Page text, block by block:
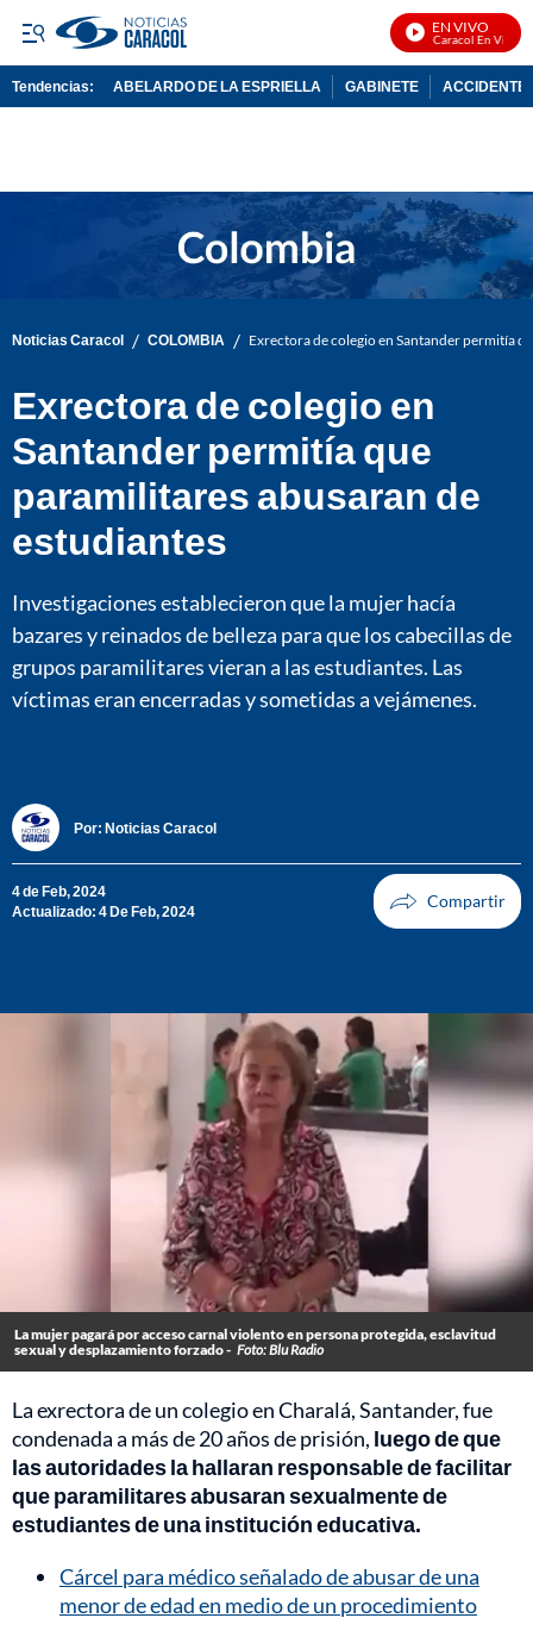
EN VIVO
Noticias Caracol En Vivo
Tendencias: ABELARDO DE LA ESPRIELLA GABINETE ACCIDENTE
Noticias Caracol / COLOMBIA / Exrectora de colegio en Santander permitía
Exrectora de colegio en
Santander permitía que
paramilitares abusaran de
estudiantes
Investigaciones establecieron que la mujer hacía
bazares y reinados de belleza para que los cabecillas de
grupos paramilitares vieran a las estudiantes. Las
víctimas eran encerradas y sometidas a vejámenes.
Por: Noticias Caracol
4 de Feb, 2024
Actualizado: 4 De Feb, 2024
La mujer pagará por acceso carnal violento en persona protegida, esclavitud
sexual y desplazamiento forzado - Foto: Blu Radio
La exrectora de un colegio en Charalá, Santander, fue
condenada a más de 20 años de prisión, luego de que
las autoridades la hallaran responsable de facilitar
que paramilitares abusaran sexualmente de
estudiantes de una institución educativa.
Cárcel para médico señalado de abusar de una
menor de edad en medio de un procedimiento